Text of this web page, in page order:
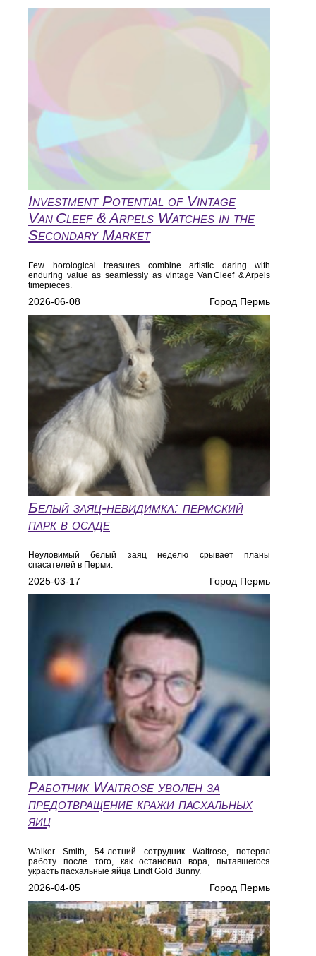
Investment Potential of Vintage
Van Cleef & Arpels Watches in the
Secondary Market
Few horological treasures combine artistic daring with
enduring value as seamlessly as vintage Van Cleef & Arpels
timepieces.
2026-06-08 Город Пермь
Белый заяц-невидимка: пермский
парк в осаде
Неуловимый белый заяц неделю срывает планы
спасателей в Перми.
2025-03-17 Город Пермь
Работник Waitrose уволен за
предотвращение кражи пасхальных
яиц
Walker Smith, 54-летний сотрудник Waitrose, потерял
работу после того, как остановил вора, пытавшегося
украсть пасхальные яйца Lindt Gold Bunny.
2026-04-05 Город Пермь